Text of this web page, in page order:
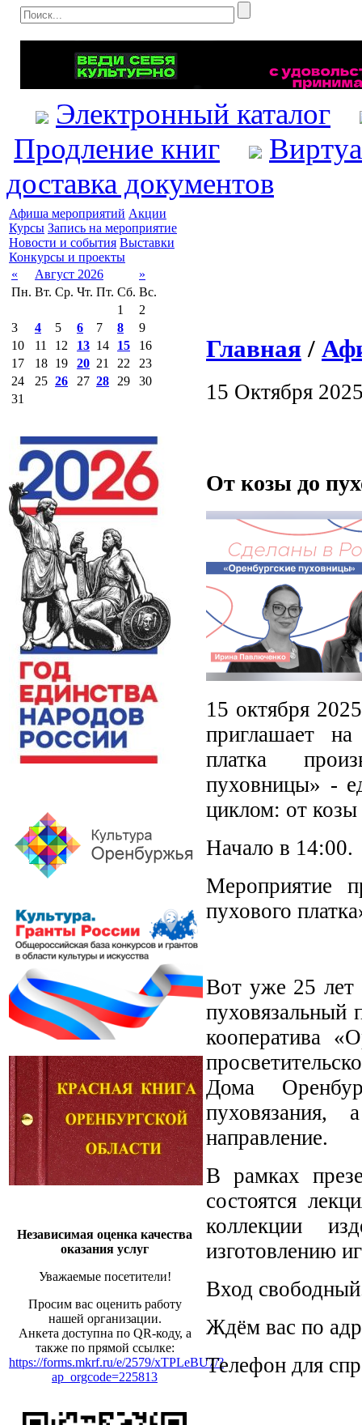
Электронный каталог
Продление книг
доставка документов
Афиша мероприятий Акции
Курсы Запись на мероприятие
Новости и события Выставки
Конкурсы и проекты
«
Август 2026
»
Пн. Вт. Ср. Чт. Пт. Сб. Вс.
1
2
3
4 5 6 7 8
9
10
11 12 13 14 15
16
17
18 19 20 21 22
23
24
25 26 27 28 29
30
31
Независимая оценка качества
оказания услуг
Уважаемые посетители!
Просим вас оценить работу
нашей организации.
Анкета доступна по QR-коду, а
также по прямой ссылке:
https://forms.mkrf.ru/e/2579/xTPLeBU7/?
ap_orgcode=225813
Главная /
15 Октября
От козы до
15 октября
приглашает
платка
пуховницы» -
циклом: от козы
Начало в 14:00.
Мероприятие
пухового
Вот уже 25 лет
пуховязальный
кооператива
Дома
пуховязания,
направление.
В рамках
состоятся
коллекции
изготовлению
Вход
Ждём вас по
Телефон для